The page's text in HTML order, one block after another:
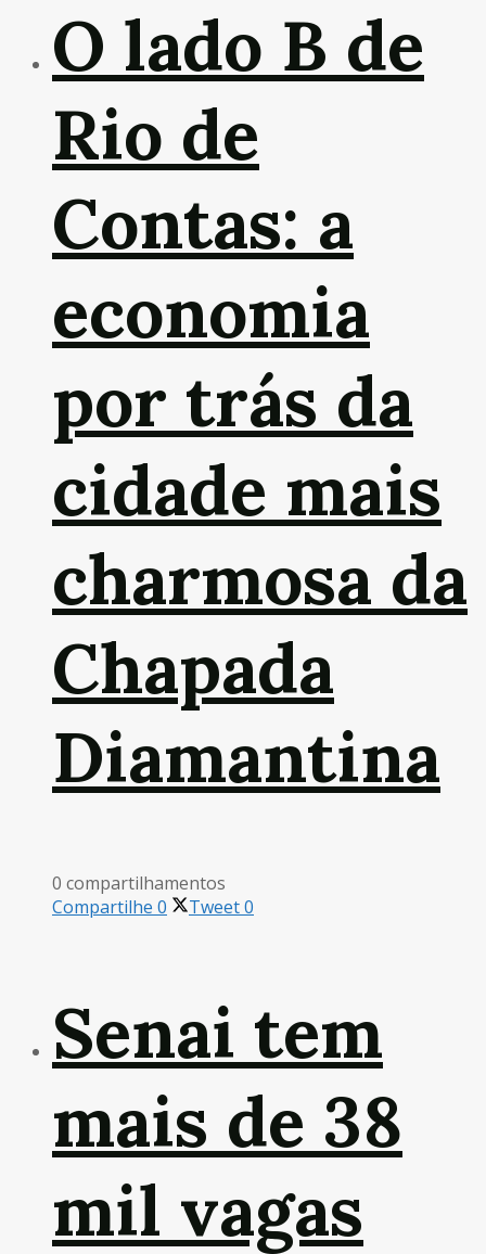
O lado B de
Rio de
Contas: a
economia
por trás da
cidade mais
charmosa da
Chapada
Diamantina
0 compartilhamentos
Compartilhe 0 Tweet0
Senai tem
mais de 38
mil vagas